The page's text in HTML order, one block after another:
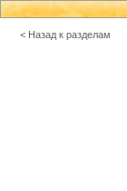
< Назад к разделам